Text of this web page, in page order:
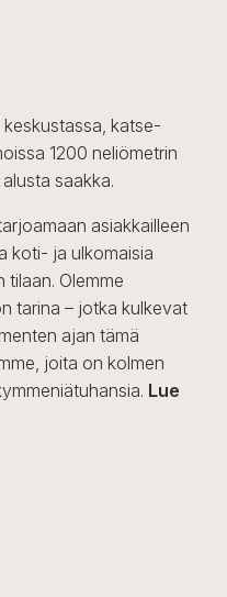
katse-
1200 neliömetrin
saakka.
asiakkailleen
koti- ja ulkomaisia
Olemme
tarina – jotka kulkevat
ajan tämä
joita on kolmen
Lue